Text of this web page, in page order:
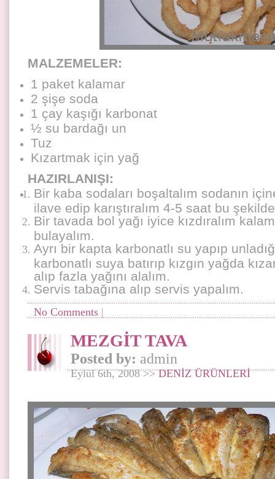
MALZEMELER:
1 paket kalamar
2 şişe soda
1 çay kaşığı karbonat
½ su bardağı un
Tuz
Kızartmak için yağ
HAZIRLANIŞI:
Bir kaba sodaları boşaltalım sodanın
ilave edip karıştıralım 4-5 saat bu
Bir tavada bol yağı iyice kızdıralım
bulayalım.
Ayrı bir kapta karbonatlı su yapıp
karbonatlı suya batırıp kızgın yağda
alıp fazla yağını alalım.
Servis tabağına alıp servis yapalım.
No Comments |
MEZGİT TAVA
Posted by: admin
Eylül 6th, 2008 >>DENİZ ÜRÜNLERİ